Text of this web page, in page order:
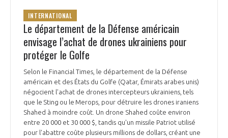
INTERNATIONAL
Le département de la Défense américain
envisage l’achat de drones ukrainiens pour
protéger le Golfe
Selon le Financial Times, le département de la Défense
américain et des États du Golfe (Qatar, Émirats arabes unis)
négocient l'achat de drones intercepteurs ukrainiens, tels
que le Sting ou le Merops, pour détruire les drones iraniens
Shahed à moindre coût. Un drone Shahed coûte environ
entre 20 000 et 30 000 $, tandis qu'un missile Patriot utilisé
pour l'abattre coûte plusieurs millions de dollars, créant une